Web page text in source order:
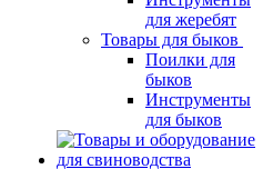
для жеребят
Товары для быков
Поилки для
быков
Инструменты
для быков